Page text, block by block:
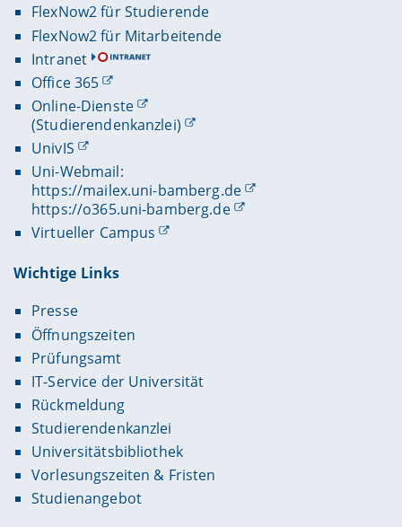
FlexNow2 für Studierende
FlexNow2 für Mitarbeitende
Intranet
Office 365
Online-Dienste
(Studierendenkanzlei)
UnivIS
Uni-Webmail:
https://mailex.uni-bamberg.de
https://o365.uni-bamberg.de
Virtueller Campus
Wichtige Links
Presse
Öffnungszeiten
Prüfungsamt
IT-Service der Universität
Rückmeldung
Studierendenkanzlei
Universitätsbibliothek
Vorlesungszeiten & Fristen
Studienangebot